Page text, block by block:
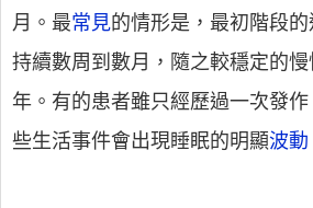
月。最常見的情形是，最初階段的
持續數周到數月，隨之較穩定的
年。有的患者雖只經歷過一次發
些生活事件會出現睡眠的明顯波動